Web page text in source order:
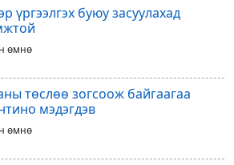
үргээлгэх буюу засуулахад
өмнө
төслөө зогсоож байгаагаа
мэдэгдэв
өмнө